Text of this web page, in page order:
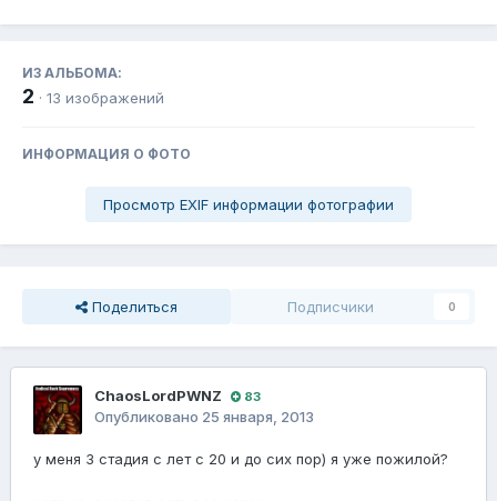
ИЗ АЛЬБОМА:
2 · 13 изображений
ИНФОРМАЦИЯ О ФОТО
Просмотр EXIF информации фотографии
Поделиться Подписчики 0
ChaosLordPWNZ 83
Опубликовано 25 января, 2013
у меня 3 стадия с лет с 20 и до сих пор) я уже пожилой?